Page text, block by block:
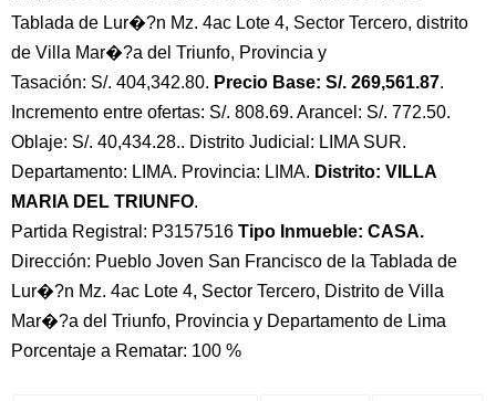
Tablada de Lur�?n Mz. 4ac Lote 4, Sector Tercero, distrito
de Villa Mar�?a del Triunfo, Provincia y
Tasación: S/. 404,342.80. Precio Base: S/. 269,561.87.
Incremento entre ofertas: S/. 808.69. Arancel: S/. 772.50.
Oblaje: S/. 40,434.28.. Distrito Judicial: LIMA SUR.
Departamento: LIMA. Provincia: LIMA. Distrito: VILLA
MARIA DEL TRIUNFO.
Partida Registral: P3157516 Tipo Inmueble: CASA.
Dirección: Pueblo Joven San Francisco de la Tablada de
Lur�?n Mz. 4ac Lote 4, Sector Tercero, Distrito de Villa
Mar�?a del Triunfo, Provincia y Departamento de Lima
Porcentaje a Rematar: 100 %